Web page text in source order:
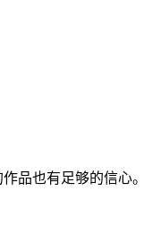
品也有足够的信心。